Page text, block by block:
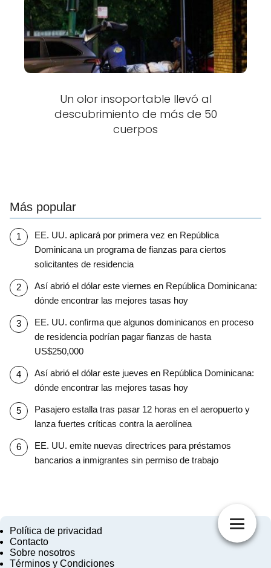
Un olor insoportable llevó al
descubrimiento de más de 50
cuerpos
Más popular
EE. UU. aplicará por primera vez en República
Dominicana un programa de fianzas para ciertos
solicitantes de residencia
Así abrió el dólar este viernes en República Dominicana:
dónde encontrar las mejores tasas hoy
EE. UU. confirma que algunos dominicanos en proceso
de residencia podrían pagar fianzas de hasta
US$250,000
Así abrió el dólar este jueves en República Dominicana:
dónde encontrar las mejores tasas hoy
Pasajero estalla tras pasar 12 horas en el aeropuerto y
lanza fuertes críticas contra la aerolínea
EE. UU. emite nuevas directrices para préstamos
bancarios a inmigrantes sin permiso de trabajo
Política de privacidad
Contacto
Sobre nosotros
Términos y Condiciones